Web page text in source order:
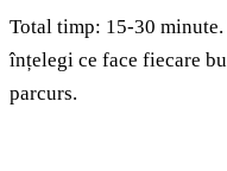
Total timp: 15-30
înțelegi ce face fiecare
parcurs.